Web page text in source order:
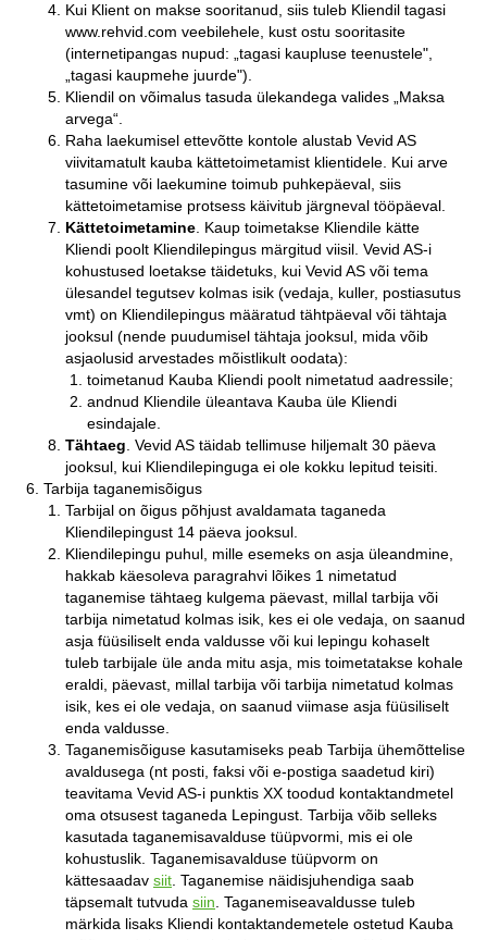
Kui Klient on makse sooritanud, siis tuleb Kliendil tagasi
www.rehvid.com veebilehele, kust ostu sooritasite
(internetipangas nupud: „tagasi kaupluse teenustele",
„tagasi kaupmehe juurde").
Kliendil on võimalus tasuda ülekandega valides „Maksa
arvega“.
Raha laekumisel ettevõtte kontole alustab Vevid AS
viivitamatult kauba kättetoimetamist klientidele. Kui arve
tasumine või laekumine toimub puhkepäeval, siis
kättetoimetamise protsess käivitub järgneval tööpäeval.
Kättetoimetamine . Kaup toimetakse Kliendile kätte
Kliendi poolt Kliendilepingus märgitud viisil. Vevid AS-i
kohustused loetakse täidetuks, kui Vevid AS või tema
ülesandel tegutsev kolmas isik (vedaja, kuller, postiasutus
vmt) on Kliendilepingus määratud tähtpäeval või tähtaja
jooksul (nende puudumisel tähtaja jooksul, mida võib
asjaolusid arvestades mõistlikult oodata):
toimetanud Kauba Kliendi poolt nimetatud aadressile;
andnud Kliendile üleantava Kauba üle Kliendi
esindajale.
Tähtaeg . Vevid AS täidab tellimuse hiljemalt 30 päeva
jooksul, kui Kliendilepinguga ei ole kokku lepitud teisiti.
Tarbija taganemisõigus
Tarbijal on õigus põhjust avaldamata taganeda
Kliendilepingust 14 päeva jooksul.
Kliendilepingu puhul, mille esemeks on asja üleandmine,
hakkab käesoleva paragrahvi lõikes 1 nimetatud
taganemise tähtaeg kulgema päevast, millal tarbija või
tarbija nimetatud kolmas isik, kes ei ole vedaja, on saanud
asja füüsiliselt enda valdusse või kui lepingu kohaselt
tuleb tarbijale üle anda mitu asja, mis toimetatakse kohale
eraldi, päevast, millal tarbija või tarbija nimetatud kolmas
isik, kes ei ole vedaja, on saanud viimase asja füüsiliselt
enda valdusse.
Taganemisõiguse kasutamiseks peab Tarbija ühemõttelise
avaldusega (nt posti, faksi või e-postiga saadetud kiri)
teavitama Vevid AS-i punktis XX toodud kontaktandmetel
oma otsusest taganeda Lepingust. Tarbija võib selleks
kasutada taganemisavalduse tüüpvormi, mis ei ole
kohustuslik. Taganemisavalduse tüüpvorm on
kättesaadav siit . Taganemise näidisjuhendiga saab
täpsemalt tutvuda siin . Taganemiseavaldusse tuleb
märkida lisaks Kliendi kontaktandemetele ostetud Kauba